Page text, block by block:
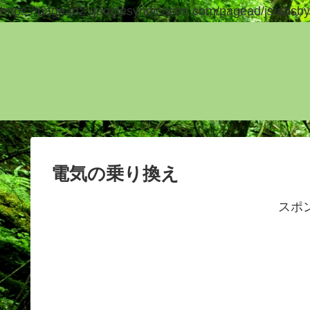
https://pagead2.googlesyndication.com/pagead/js/
電気の乗り換え
スポ